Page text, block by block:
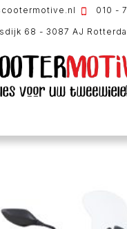
010 -
68 - 3087 AJ